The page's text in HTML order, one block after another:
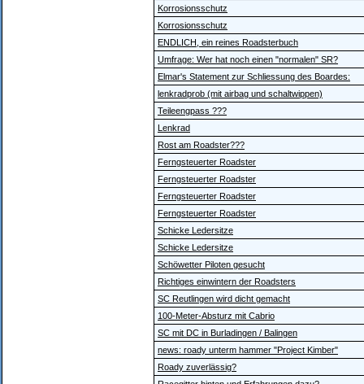
Korrosionsschutz
Korrosionsschutz
ENDLICH, ein reines Roadsterbuch
Umfrage: Wer hat noch einen "normalen" SR?
Elmar's Statement zur Schliessung des Boardes:
lenkradprob (mit airbag und schaltwippen)
Teileengpass ???
Lenkrad
Rost am Roadster???
Ferngsteuerter Roadster
Ferngsteuerter Roadster
Ferngsteuerter Roadster
Ferngsteuerter Roadster
Schicke Ledersitze
Schicke Ledersitze
Schöwetter Piloten gesucht
Richtiges einwintern der Roadsters
SC Reutlingen wird dicht gemacht
100-Meter-Absturz mit Cabrio
SC mit DC in Burladingen / Balingen
news: roady unterm hammer "Project Kimber"
Roady zuverlässig?